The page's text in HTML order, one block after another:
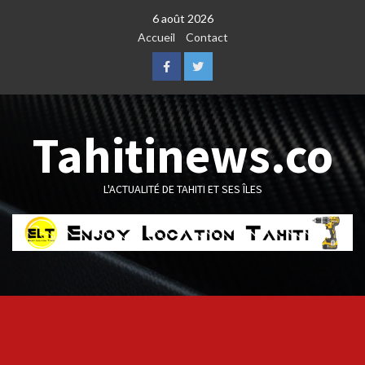
6 août 2026
Accueil
Contact
FacebookTwitter
Tahitinews.co
L'ACTUALITÉ DE TAHITI ET SES ÎLES